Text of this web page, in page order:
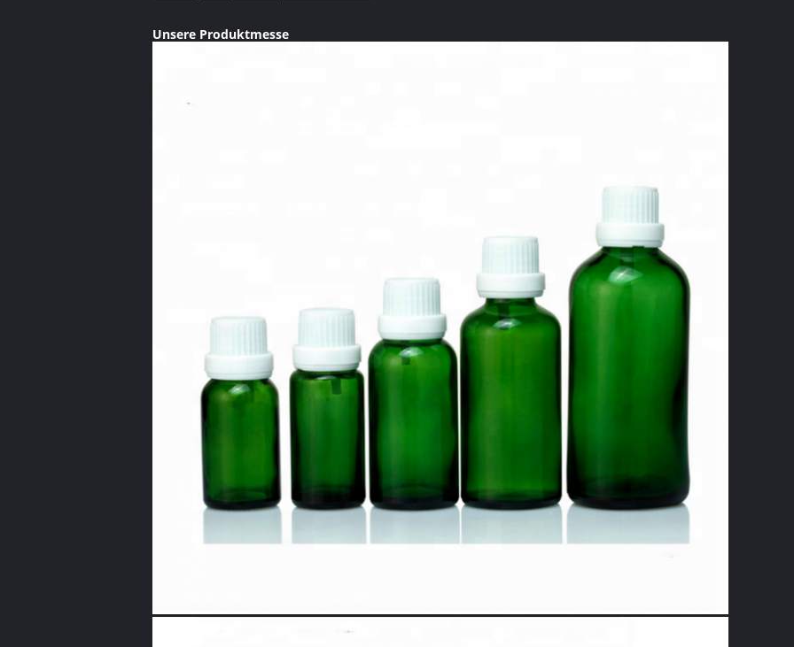
Unsere Produktmesse